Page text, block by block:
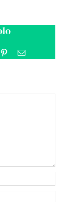
PinterestEmail